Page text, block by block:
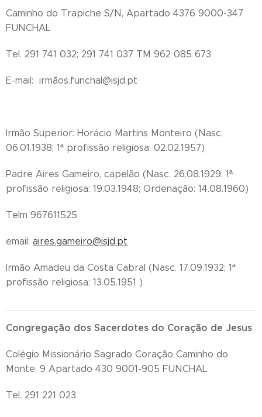
Caminho do Trapiche S/N, Apartado 4376 9000-347
FUNCHAL
Tel. 291 741 032; 291 741 037 TM 962 085 673
E-mail: irmãos.funchal@isjd.pt
Irmão Superior: Horácio Martins Monteiro (Nasc.
06.01.1938; 1ª profissão religiosa: 02.02.1957)
Padre Aires Gameiro, capelão (Nasc. 26.08.1929; 1ª
profissão religiosa: 19.03.1948; Ordenação: 14.08.1960)
Telm 967611525
email: aires.gameiro@isjd.pt
Irmão Amadeu da Costa Cabral (Nasc. 17.09.1932; 1ª
profissão religiosa: 13.05.1951 )
Congregação dos Sacerdotes do Coração de Jesus
Colégio Missionário Sagrado Coração Caminho do
Monte, 9 Apartado 430 9001-905 FUNCHAL
Tel. 291 221 023